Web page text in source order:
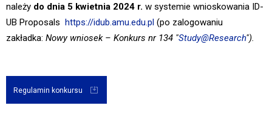
należy do dnia 5 kwietnia 2024 r. w systemie wnioskowania ID-
UB Proposals https://idub.amu.edu.pl (po zalogowaniu
zakładka: Nowy wniosek – Konkurs nr 134 "Study@Research").
Regulamin konkursu